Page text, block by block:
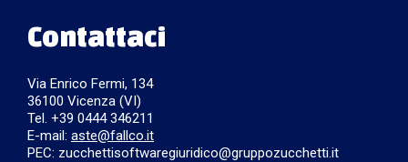
Contattaci
Via Enrico Fermi, 134
36100 Vicenza (VI)
Tel. +39 0444 346211
E-mail: aste@fallco.it
PEC: zucchettisoftwaregiuridico@gruppozucchetti.it